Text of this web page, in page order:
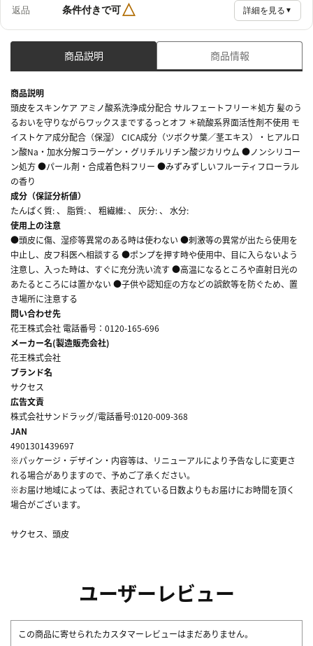
返品 条件付きで可△ 詳細を見る ▼
商品説明 商品情報
商品説明
頭皮をスキンケア アミノ酸系洗浄成分配合 サルフェートフリー＊処方 髪のう
るおいを守りながらワックスまでするっとオフ ＊硫酸系界面活性剤不使用 モ
イストケア成分配合（保湿） CICA成分（ツボクサ葉／茎エキス）・ヒアルロ
ン酸Na・加水分解コラーゲン・グリチルリチン酸ジカリウム ●ノンシリコー
ン処方 ●パール剤・合成着色料フリー ●みずみずしいフルーティフローラル
の香り
成分（保証分析値）
たんぱく質: 、 脂質: 、 粗繊維: 、 灰分: 、 水分:
使用上の注意
●頭皮に傷、湿疹等異常のある時は使わない ●刺激等の異常が出たら使用を
中止し、皮フ科医へ相談する ●ポンプを押す時や使用中、目に入らないよう
注意し、入った時は、すぐに充分洗い流す ●高温になるところや直射日光の
あたるところには置かない ●子供や認知症の方などの誤飲等を防ぐため、置
き場所に注意する
問い合わせ先
花王株式会社 電話番号：0120-165-696
メーカー名(製造販売会社)
花王株式会社
ブランド名
サクセス
広告文責
株式会社サンドラッグ/電話番号:0120-009-368
JAN
4901301439697
※パッケージ・デザイン・内容等は、リニューアルにより予告なしに変更さ
れる場合がありますので、予めご了承ください。
※お届け地域によっては、表記されている日数よりもお届けにお時間を頂く
場合がございます。
サクセス、頭皮
ユーザーレビュー
この商品に寄せられたカスタマーレビューはまだありません。